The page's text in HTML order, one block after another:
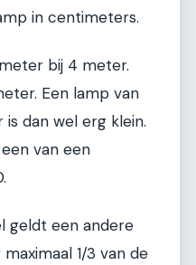
in centimeters.
bij 4 meter.
Een lamp van
dan wel erg klein.
van een
geldt een andere
1/3 van de